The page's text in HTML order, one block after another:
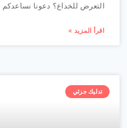
التعرض للخداع؟ دعونا
اقرأ المزيد »
تدليك جزئي